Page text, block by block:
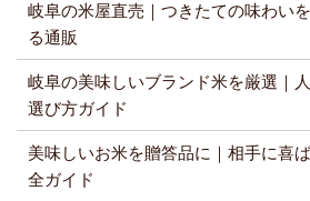
岐阜の米屋直売｜つきたての味わい
る通販
岐阜の美味しいブランド米を厳選｜
選び方ガイド
美味しいお米を贈答品に｜相手に喜
全ガイド